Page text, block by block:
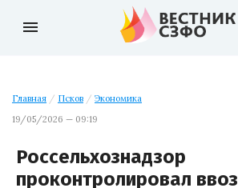
menu
Главная / Псков / Экономика
19/05/2026 — 09:19
Россельхознадзор
проконтролировал ввоз